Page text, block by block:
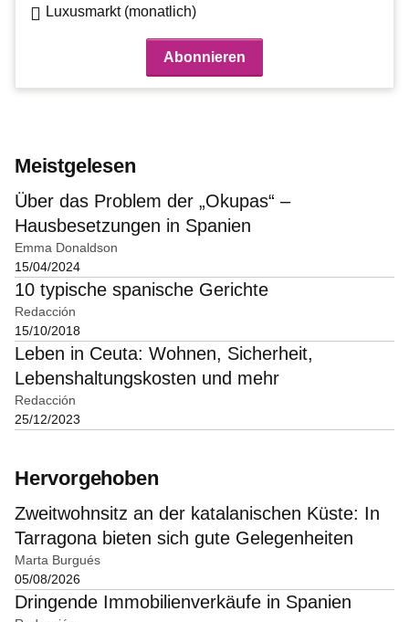
Luxusmarkt (monatlich)
Meistgelesen
Über das Problem der „Okupas“ –
Hausbesetzungen in Spanien
Emma Donaldson
15/04/2024
10 typische spanische Gerichte
Redacción
15/10/2018
Leben in Ceuta: Wohnen, Sicherheit,
Lebenshaltungskosten und mehr
Redacción
25/12/2023
Hervorgehoben
Zweitwohnsitz an der katalanischen Küste: In
Tarragona bieten sich gute Gelegenheiten
Marta Burgués
05/08/2026
Dringende Immobilienverkäufe in Spanien